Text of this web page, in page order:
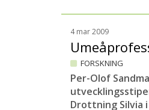
4 mar 2009
FORSKNING
Per-Olof
Drottning Silvia